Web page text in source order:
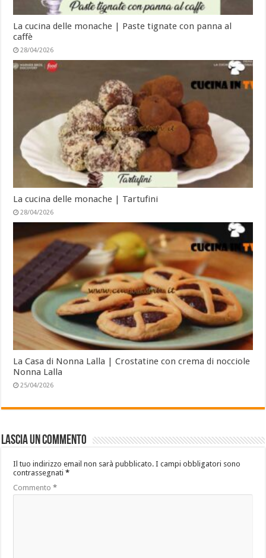
La cucina delle monache | Paste tignate con panna al
caffè
28/04/2026
La cucina delle monache | Tartufini
28/04/2026
La Casa di Nonna Lalla | Crostatine con crema di nocciole
Nonna Lalla
25/04/2026
Lascia un commento
Il tuo indirizzo email non sarà pubblicato. I campi obbligatori sono
contrassegnati*
Commento*